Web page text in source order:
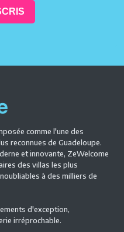
comme l'une des
reconnues de Guadeloupe.
et innovante, ZeWelcome
des villas les plus
à des milliers de
d'exception,
irréprochable.